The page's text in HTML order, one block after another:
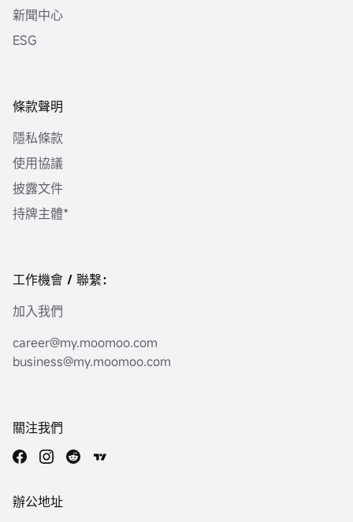
新聞中心
ESG
條款聲明
隱私條款
使用協議
披露文件
持牌主體*
工作機會 / 聯繫：
加入我們
career@my.moomoo.com
business@my.moomoo.com
關注我們
辦公地址